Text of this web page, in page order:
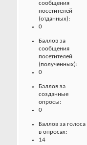
сообщения
посетителей
(отданных):
0
Баллов за
сообщения
посетителей
(полученных):
0
Баллов за
созданные
опросы:
0
Баллов за голоса
в опросах:
14